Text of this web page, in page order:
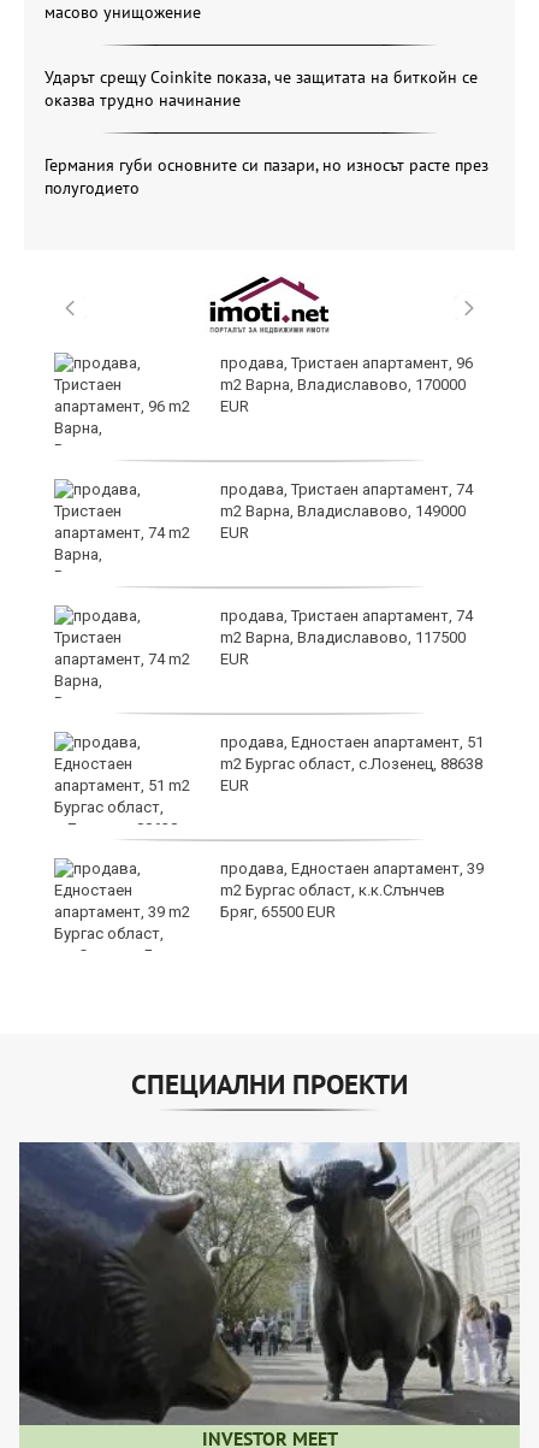
масово унищожение
Ударът срещу Coinkite показа, че защитата на биткойн се
оказва трудно начинание
Германия губи основните си пазари, но износът расте през
полугодието
продава, Тристаен апартамент, 96
m2 Варна, Владиславово, 170000
EUR
продава, Тристаен апартамент, 74
m2 Варна, Владиславово, 149000
EUR
продава, Тристаен апартамент, 74
m2 Варна, Владиславово, 117500
EUR
продава, Едностаен апартамент, 51
m2 Бургас област, с.Лозенец, 88638
EUR
продава, Едностаен апартамент, 39
m2 Бургас област, к.к.Слънчев
Бряг, 65500 EUR
СПЕЦИАЛНИ ПРОЕКТИ
INVESTOR MEET